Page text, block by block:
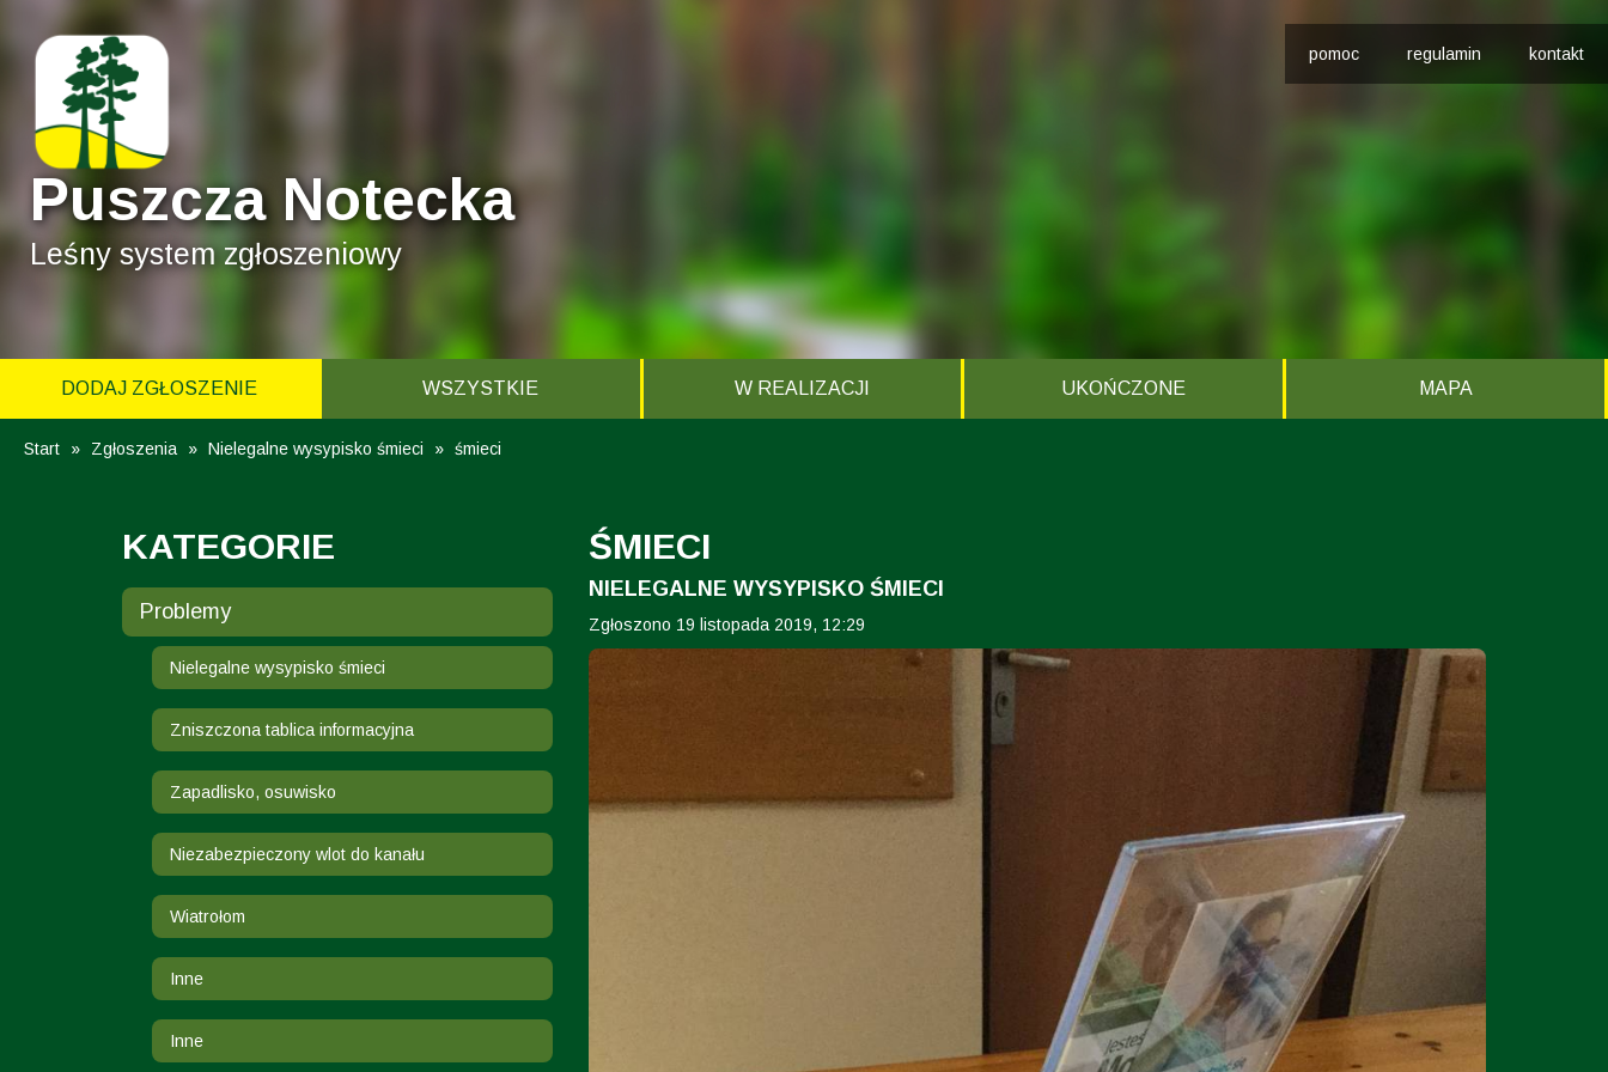
Puszcza Notecka
Leśny system zgłoszeniowy
pomoc regulamin kontakt
DODAJ ZGŁOSZENIE WSZYSTKIE W REALIZACJI UKOŃCZONE MAPA
Start » Zgłoszenia » Nielegalne wysypisko śmieci » śmieci
ŚMIECI
NIELEGALNE WYSYPISKO ŚMIECI
Zgłoszono 19 listopada 2019, 12:29
KATEGORIE
Problemy
Nielegalne wysypisko śmieci
Zniszczona tablica informacyjna
Zapadlisko, osuwisko
Niezabezpieczony wlot do kanału
Wiatrołom
Inne
Inne